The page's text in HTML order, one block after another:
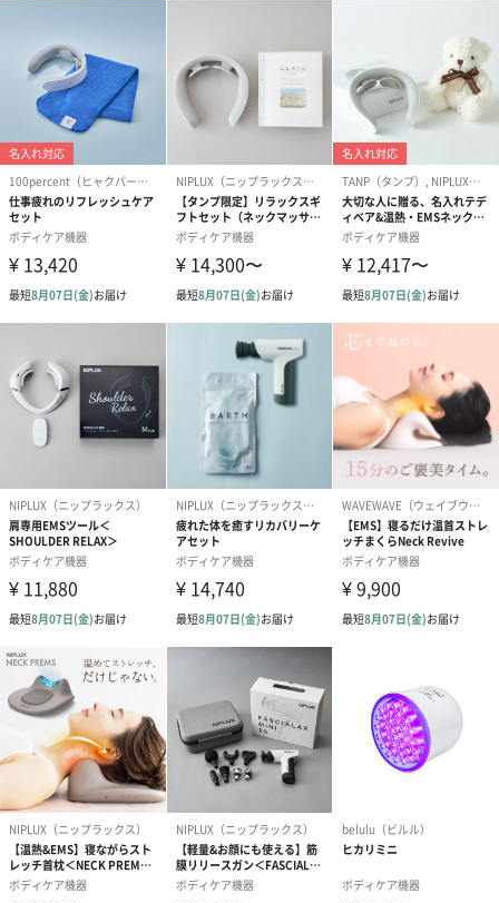
商品仕様
商品名 NIPLUX FASCIALAX
カラー ブラック
品番 NP-FX21
定格電源/消費電力 DC 5V 2A(USB)/約85W
電源供給元 ACアダプター/モバイルバッテリー
電池容量 リチウムイオン電池2600mAh
サイズ 約140mm×60mm×180mm
重量 約570g
セット内容 本体×1/ アタッチメント×6/ ACアダプターx1/ 充電用
USBコード×1/収納ケース×1/ 取扱説明書×1
注意事項
※本製品は、血行促進、血行改善、肩こり、肩の痛み、首の痛
み、痛みの緩和等を目的とした医療機器・治療器ではありませ
ん。一般家庭用のコードレスEMS温熱器です。
※本製品は、 一般家庭用のEMS (Electrical Muscle Stimulation)
運動器です。ご使用の前に、必ず製品付属の取扱説明書の「安全
上のご注意」をよくお読みのうえ、正しく安全にお使いくださ
※ 万一、異常が発生した場合は、ただちに使用を中止しカスタマ
ーサービスへお問い合わせください。
※本取扱説明書に従った使い方をせずに生じた損害に関しまし
て、弊社は一切の責任を負いかねます。